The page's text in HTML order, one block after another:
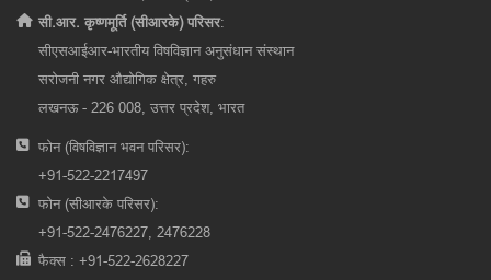
सी.आर. कृष्णमूर्ति (सीआरके) परिसर:
सीएसआईआर-भारतीय विषविज्ञान अनुसंधान संस्थान
सरोजनी नगर औद्योगिक क्षेत्र, गहरु
लखनऊ - 226 008, उत्तर प्रदेश, भारत
फोन (विषविज्ञान भवन परिसर):
+91-522-2217497
फोन (सीआरके परिसर):
+91-522-2476227, 2476228
फैक्स : +91-522-2628227